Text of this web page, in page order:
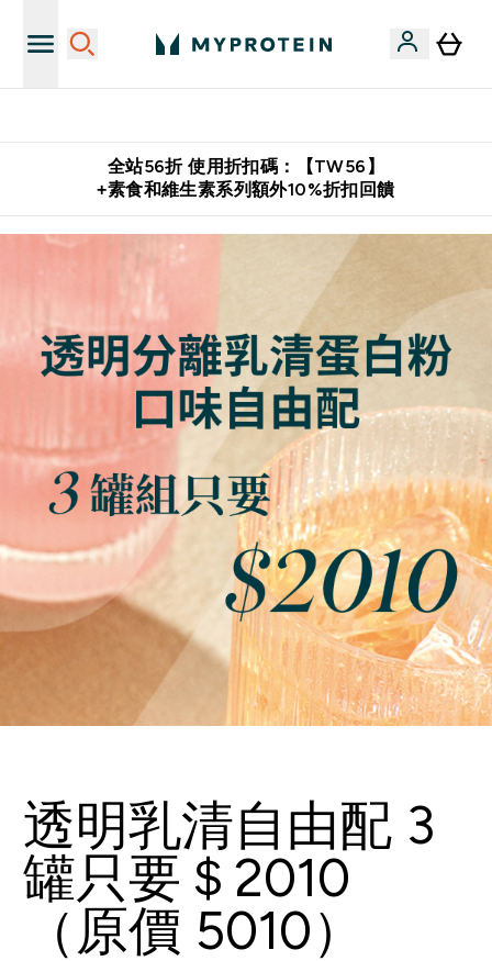
全站56折 使用折扣碼：【TW56】
+素食和維生素系列額外10%折扣回饋
透明乳清自由配 3
罐只要＄2010
（原價 5010）